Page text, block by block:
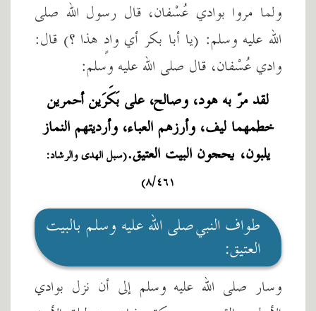
ولما مروا بوادي عُسْفان، قال رسول الله صلى
الله عليه وسلم: (يا أبا بكر أي وادٍ هذا ؟) قال:
وادي عُسْفان، قال صلى الله عليه وسلم:
لقد مرّ به هود، وصالح، على بَكَرَين أحمرين
خطمهما ليف، وأرزهم العباء، وأرديتهم النماز
يلبون، يحجون البيت العتيق.(سبل الهدى والرشاد:
٨/٤٦١)
طواف النبي صلى الله عليه وسلم بالبيت
العتيق:
وسار صلى الله عليه وسلم إلى أن نزل بوادي